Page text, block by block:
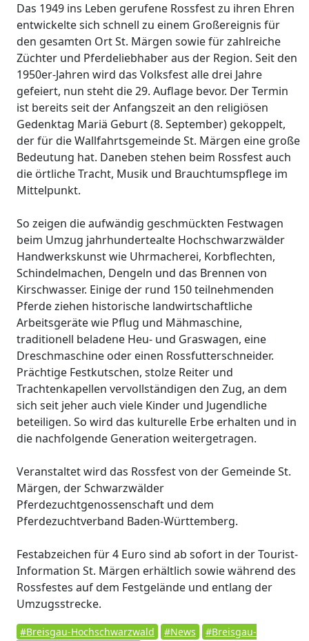
Das 1949 ins Leben gerufene Rossfest zu ihren Ehren
entwickelte sich schnell zu einem Großereignis für
den gesamten Ort St. Märgen sowie für zahlreiche
Züchter und Pferdeliebhaber aus der Region. Seit den
1950er-Jahren wird das Volksfest alle drei Jahre
gefeiert, nun steht die 29. Auflage bevor. Der Termin
ist bereits seit der Anfangszeit an den religiösen
Gedenktag Mariä Geburt (8. September) gekoppelt,
der für die Wallfahrtsgemeinde St. Märgen eine große
Bedeutung hat. Daneben stehen beim Rossfest auch
die örtliche Tracht, Musik und Brauchtumspflege im
Mittelpunkt.
So zeigen die aufwändig geschmückten Festwagen
beim Umzug jahrhundertealte Hochschwarzwälder
Handwerkskunst wie Uhrmacherei, Korbflechten,
Schindelmachen, Dengeln und das Brennen von
Kirschwasser. Einige der rund 150 teilnehmenden
Pferde ziehen historische landwirtschaftliche
Arbeitsgeräte wie Pflug und Mähmaschine,
traditionell beladene Heu- und Graswagen, eine
Dreschmaschine oder einen Rossfutterschneider.
Prächtige Festkutschen, stolze Reiter und
Trachtenkapellen vervollständigen den Zug, an dem
sich seit jeher auch viele Kinder und Jugendliche
beteiligen. So wird das kulturelle Erbe erhalten und in
die nachfolgende Generation weitergetragen.
Veranstaltet wird das Rossfest von der Gemeinde St.
Märgen, der Schwarzwälder
Pferdezuchtgenossenschaft und dem
Pferdezuchtverband Baden-Württemberg.
Festabzeichen für 4 Euro sind ab sofort in der Tourist-
Information St. Märgen erhältlich sowie während des
Rossfestes auf dem Festgelände und entlang der
Umzugsstrecke.
#Breisgau-Hochschwarzwald #News #Breisgau-